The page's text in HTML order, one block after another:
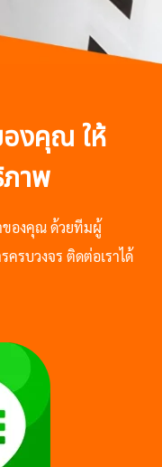
องคุณ ให้
าพ
ของคุณ ด้วยทีมผู้
รบวงจร ติดต่อเราได้